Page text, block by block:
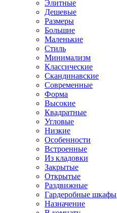
Элитные
Дешевые
Размеры
Большие
Маленькие
Стиль
Минимализм
Классические
Скандинавские
Современные
Форма
Высокие
Квадратные
Угловые
Низкие
Особенности
Встроенные
Из кладовки
Закрытые
Открытые
Раздвижные
Гардеробные шкафы
Назначение